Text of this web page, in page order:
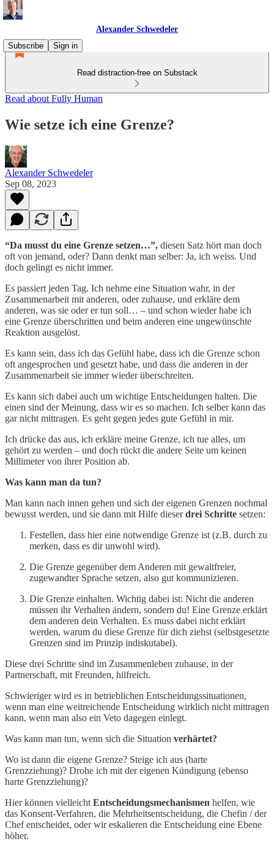
Alexander Schwedeler
Subscribe
Sign in
Read distraction-free on Substack
Read about Fully Human
Wie setze ich eine Grenze?
Alexander Schwedeler
Sep 08, 2023
“Da musst du eine Grenze setzen…”, diesen Satz hört man doch
oft von jemand, oder? Dann denkt man selber: Ja, ich weiss. Und
doch gelingt es nicht immer.
Es passiert jeden Tag. Ich nehme eine Situation wahr, in der
Zusammenarbeit mit anderen, oder zuhause, und erkläre dem
anderen, was sie oder er tun soll… – und schon wieder habe ich
eine Grenze überschritten und beim anderen eine ungewünschte
Reaktion ausgelöst.
Es kann sein, dass ich das Gefühl habe, dass ich die Grenze schon
oft angesprochen und gesetzt habe, und dass die anderen in der
Zusammenarbeit sie immer wieder überschreiten.
Es kann sich dabei auch um wichtige Entscheidungen halten. Die
einen sind der Meinung, dass wir es so machen. Ich selber kann das
gar nicht mittragen. Es geht gegen jedes gute Gefühl in mir.
Ich drücke das aus, ich erkläre meine Grenze, ich tue alles, um
gehört zu werden – und doch rückt die andere Seite um keinen
Millimeter von ihrer Position ab.
Was kann man da tun?
Man kann nach innen gehen und sich der eigenen Grenzen nochmal
bewusst werden, und sie dann mit Hilfe dieserdrei Schritte setzen:
Festellen, dass hier eine notwendige Grenze ist (z.B. durch zu
merken, dass es dir unwohl wird).
Die Grenze gegenüber dem Anderen mit gewaltfreier,
zugewandter Sprache setzen, also gut kommunizieren.
Die Grenze einhalten. Wichtig dabei ist: Nicht die anderen
müssen ihr Verhalten ändern, sondern du! Eine Grenze erklärt
dem anderen dein Verhalten. Es muss dabei nicht erklärt
werden, warum du diese Grenze für dich ziehst (selbstgesetzte
Grenzen sind im Prinzip indiskutabel).
Diese drei Schritte sind im Zusammenleben zuhause, in der
Partnerschaft, mit Freunden, hilfreich.
Schwieriger wird es in betrieblichen Entscheidungssituationen,
wenn man eine weitreichende Entscheidung wirklich nicht mittragen
kann, wenn man also ein Veto dagegen einlegt.
Was kann man tun, wenn sich die Situation verhärtet?
Wo ist dann die eigene Grenze? Steige ich aus (harte
Grenzziehung)? Drohe ich mit der eigenen Kündigung (ebenso
harte Grenzziehung)?
Hier können vielleicht Entscheidungsmechanismen helfen, wie
das Konsent-Verfahren, die Mehrheitsentscheidung, die Chefin / der
Chef entscheidet, oder wir eskalieren die Entscheidung eine Ebene
höher.